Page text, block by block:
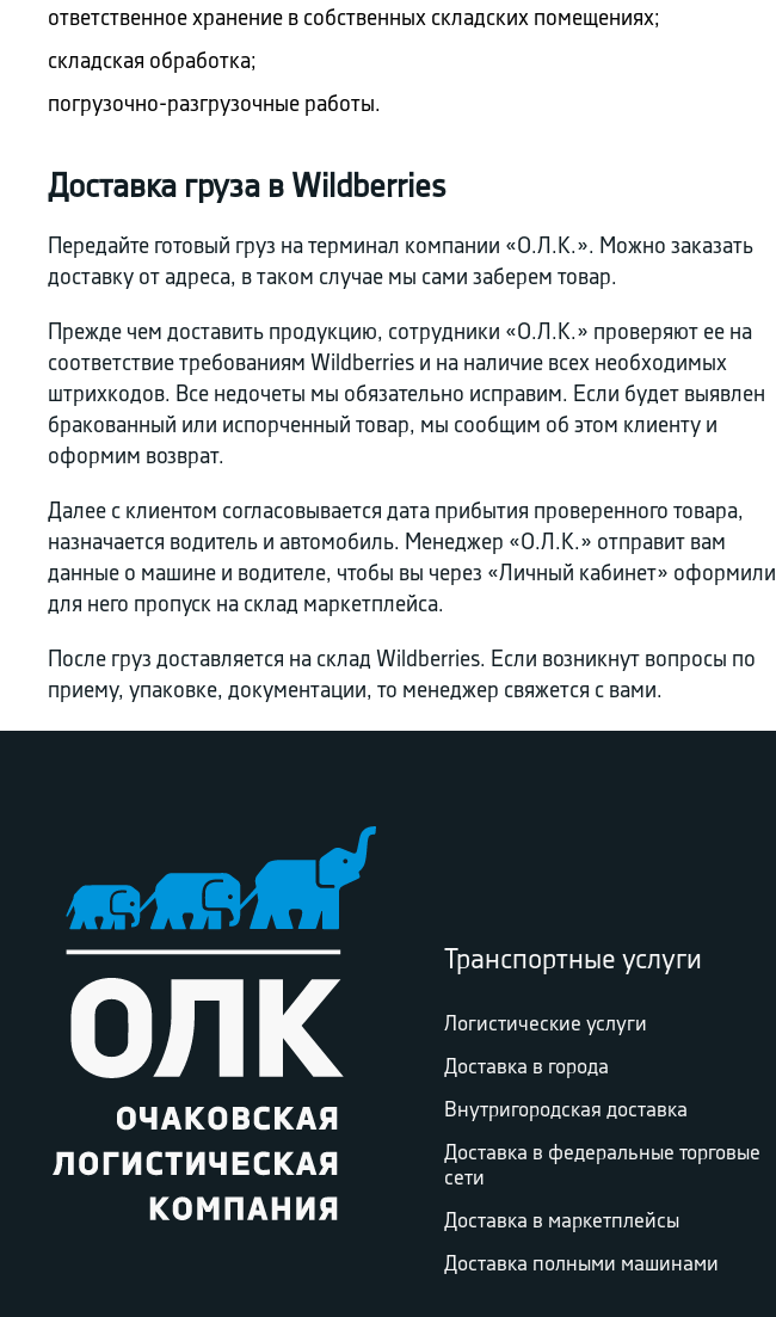
ответственное хранение в собственных складских помещениях;
складская обработка;
погрузочно-разгрузочные работы.
Доставка груза в Wildberries
Передайте готовый груз на терминал компании «О.Л.К.». Можно заказать
доставку от адреса, в таком случае мы сами заберем товар.
Прежде чем доставить продукцию, сотрудники «О.Л.К.» проверяют ее на
соответствие требованиям Wildberries и на наличие всех необходимых
штрихкодов. Все недочеты мы обязательно исправим. Если будет выявлен
бракованный или испорченный товар, мы сообщим об этом клиенту и
оформим возврат.
Далее с клиентом согласовывается дата прибытия проверенного товара,
назначается водитель и автомобиль. Менеджер «О.Л.К.» отправит вам
данные о машине и водителе, чтобы вы через «Личный кабинет» оформили
для него пропуск на склад маркетплейса.
После груз доставляется на склад Wildberries. Если возникнут вопросы по
приему, упаковке, документации, то менеджер свяжется с вами.
Транспортные услуги
Логистические услуги
Доставка в города
Внутригородская доставка
Доставка в федеральные торговые
сети
Доставка в маркетплейсы
Доставка полными машинами